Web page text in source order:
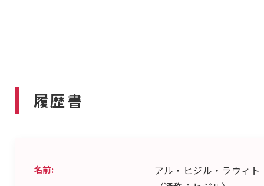
履歴書
名前:
アル・ヒジル・ラウィト